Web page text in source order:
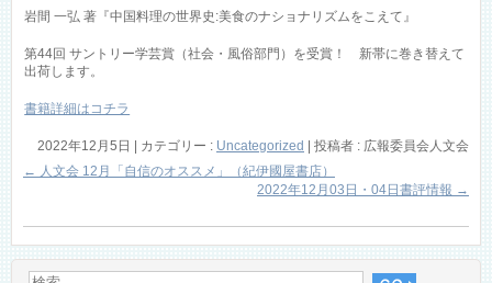
岩間 一弘 著『中国料理の世界史:美食のナショナリズムをこえて』
第44回 サントリー学芸賞（社会・風俗部門）を受賞！ 新帯に巻き替えて
出荷します。
書籍詳細はコチラ
2022年12月5日 カテゴリー : Uncategorized
投稿者 : 広報委員会人文会
← 人文会 12月「自信のオススメ」（紀伊國屋書店）
2022年12月03日・04日書評情報 →